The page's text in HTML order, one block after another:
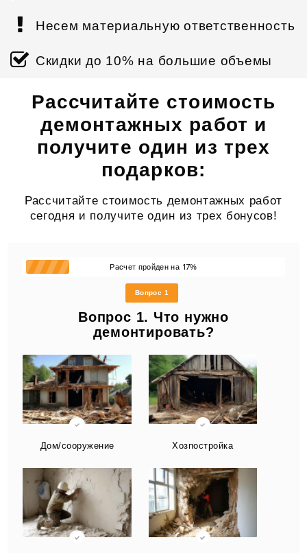
Несем материальную ответственность
Скидки до 10% на большие объемы
Рассчитайте стоимость
демонтажных работ и
получите один из трех
подарков:
Рассчитайте стоимость демонтажных работ
сегодня и получите один из трех бонусов!
Расчет пройден на 17%
Вопрос 1
Вопрос 1. Что нужно
демонтировать?
Дом/сооружение Хозпостройка